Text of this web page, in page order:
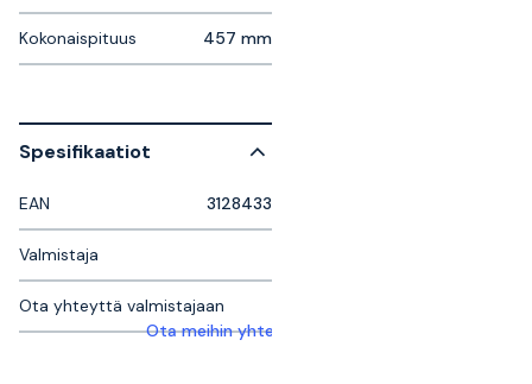
Kokonaispituus 457 mm
Spesifikaatiot
EAN 3128433
Valmistaja
Ota yhteyttä valmistajaan
Ota meihin yhteyttä saadaksesi lisätietoja